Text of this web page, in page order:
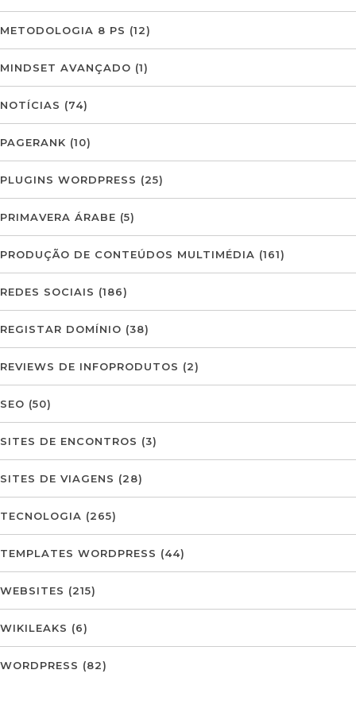
METODOLOGIA 8 PS (12)
MINDSET AVANÇADO (1)
NOTÍCIAS (74)
PAGERANK (10)
PLUGINS WORDPRESS (25)
PRIMAVERA ÁRABE (5)
PRODUÇÃO DE CONTEÚDOS MULTIMÉDIA (161)
REDES SOCIAIS (186)
REGISTAR DOMÍNIO (38)
REVIEWS DE INFOPRODUTOS (2)
SEO (50)
SITES DE ENCONTROS (3)
SITES DE VIAGENS (28)
TECNOLOGIA (265)
TEMPLATES WORDPRESS (44)
WEBSITES (215)
WIKILEAKS (6)
WORDPRESS (82)